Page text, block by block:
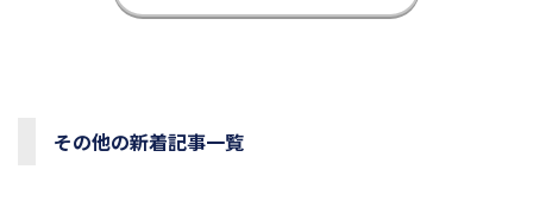
その他の新着記事一覧